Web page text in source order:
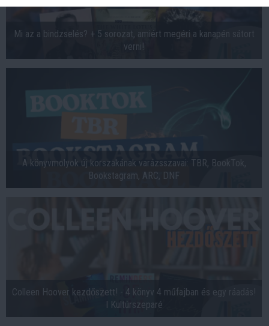
Mi az a bindzselés? + 5 sorozat, amiért megéri a kanapén sátort
verni!
A könyvmolyok új korszakának varázsszavai: TBR, BookTok,
Bookstagram, ARC, DNF
Colleen Hoover kezdőszett! - 4 könyv 4 műfajban és egy ráadás!
I Kultúrszeparé